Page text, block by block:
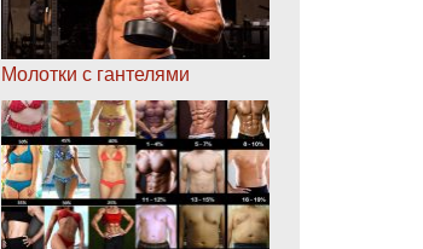
Молотки с гантелями